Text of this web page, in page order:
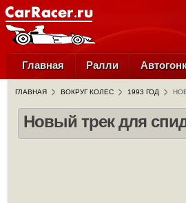
Главная Ралли
ГЛАВНАЯ ВОКРУГ КОЛЕС 1993 ГОД
Новый трек для